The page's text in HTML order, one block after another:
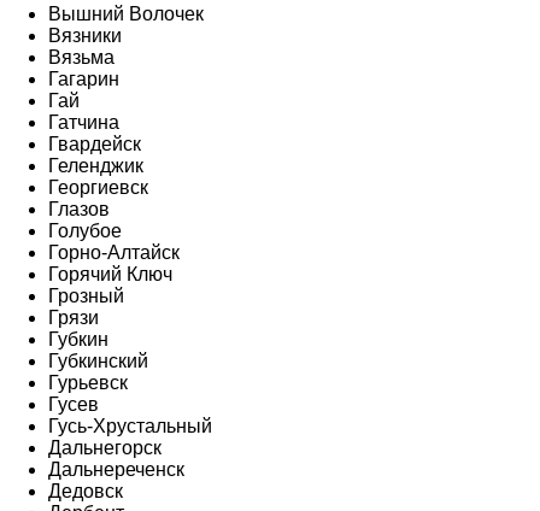
Вышний Волочек
Вязники
Вязьма
Гагарин
Гай
Гатчина
Гвардейск
Геленджик
Георгиевск
Глазов
Голубое
Горно-Алтайск
Горячий Ключ
Грозный
Грязи
Губкин
Губкинский
Гурьевск
Гусев
Гусь-Хрустальный
Дальнегорск
Дальнереченск
Дедовск